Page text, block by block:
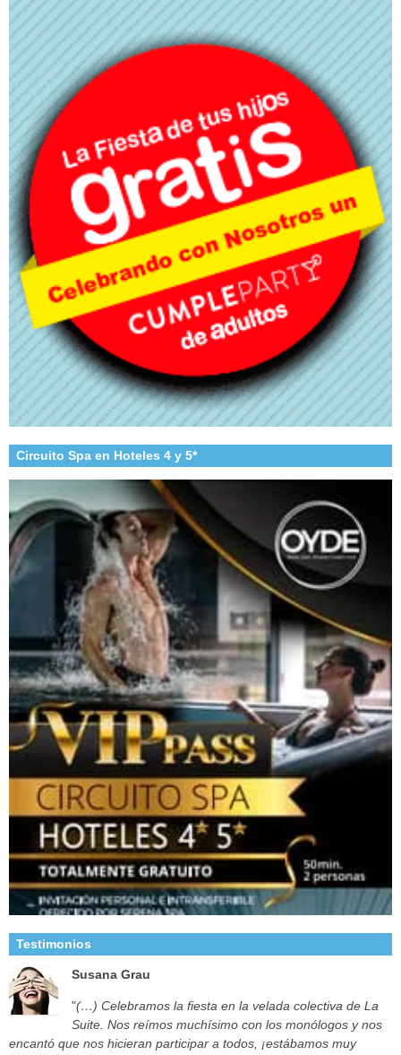
Circuito Spa en Hoteles 4 y 5*
Testimonios
Susana Grau
"(…) Celebramos la fiesta en la velada colectiva de La
Suite. Nos reímos muchísimo con los monólogos y nos
encantó que nos hicieran participar a todos, ¡estábamos muy